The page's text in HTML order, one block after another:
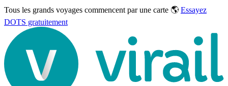
Tous les grands voyages commencent par une carte 🌎 Essayez
DOTS gratuitement